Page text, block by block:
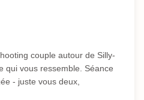
couple autour de Silly-
qui vous ressemble. Séance
- juste vous deux,